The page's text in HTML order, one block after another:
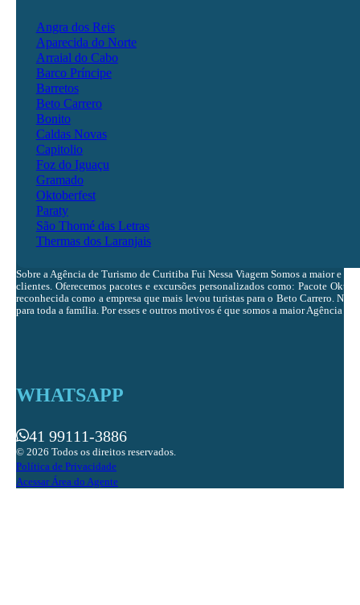
Angra dos Reis
Aparecida do Norte
Arraial do Cabo
Barco Príncipe
Barretos
Beto Carrero
Bonito
Caldas Novas
Capitolio
Foz do Iguaçu
Gramado
Oktoberfest
Paraty
São Thomé das Letras
Thermas dos Laranjais
Sobre a Agência de Turismo de Curitiba Fui Nessa Viagem Somos a maior e
clientes. Oferecemos pacotes e excursões personalizados como: Pacote
reconhecida como a empresa que mais levou turistas para o Beto Carrero.
para toda a família. Por esses e outros motivos é que somos a maior Agência
WHATSAPP
41 99111-3886
© 2026 Todos os direitos reservados.
Política de Privacidade
Acessar Área do Agente